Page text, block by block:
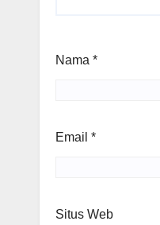
Nama *
Email *
Situs Web